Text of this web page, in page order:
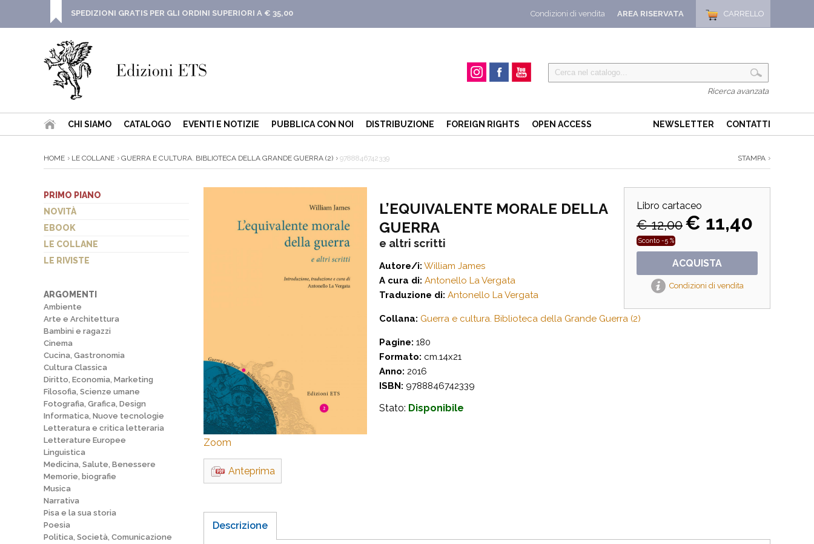
CARRELLO
AREA RISERVATA
Condizioni di vendita
SPEDIZIONI GRATIS PER GLI ORDINI SUPERIORI A € 35,00
Ricerca avanzata
CHI SIAMO CATALOGO EVENTI E NOTIZIE PUBBLICA CON NOI DISTRIBUZIONE FOREIGN RIGHTS OPEN ACCESS NEWSLETTER CONTATTI
HOME LE COLLANE GUERRA E CULTURA. BIBLIOTECA DELLA GRANDE GUERRA (2) 9788846742339 STAMPA
PRIMO PIANO
NOVITÀ
EBOOK
LE COLLANE
LE RIVISTE
ARGOMENTI
Ambiente
Arte e Architettura
Bambini e ragazzi
Cinema
Cucina, Gastronomia
Cultura Classica
Diritto, Economia, Marketing
Filosofia, Scienze umane
Fotografia, Grafica, Design
Informatica, Nuove tecnologie
Letteratura e critica letteraria
Letterature Europee
Linguistica
Medicina, Salute, Benessere
Memorie, biografie
Musica
Narrativa
Pisa e la sua storia
Poesia
Politica, Società, Comunicazione
Libro cartaceo
€ 12,00€ 11,40
Sconto -5 %
ACQUISTA
Condizioni di vendita
Zoom
L’EQUIVALENTE MORALE DELLA
GUERRA
e altri scritti
Autore/i: William James
A cura di: Antonello La Vergata
Traduzione di: Antonello La Vergata
Collana: Guerra e cultura. Biblioteca della Grande Guerra (2)
Pagine: 180
Formato: cm.14x21
Anno: 2016
ISBN: 9788846742339
Stato: Disponibile
Anteprima
Descrizione